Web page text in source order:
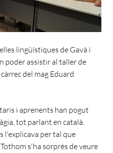
lingüístiques de Gavà i
poder assistir al taller de
del mag Eduard
i aprenents han pogut
tot parlant en català.
l'explicava per tal que
s'ha sorprès de veure